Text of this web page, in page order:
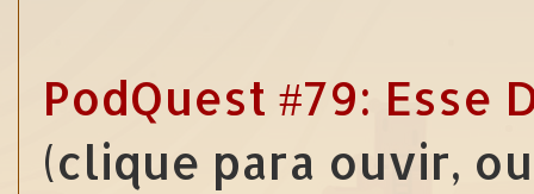
PodQuest #79: Esse
(clique para ouvir,